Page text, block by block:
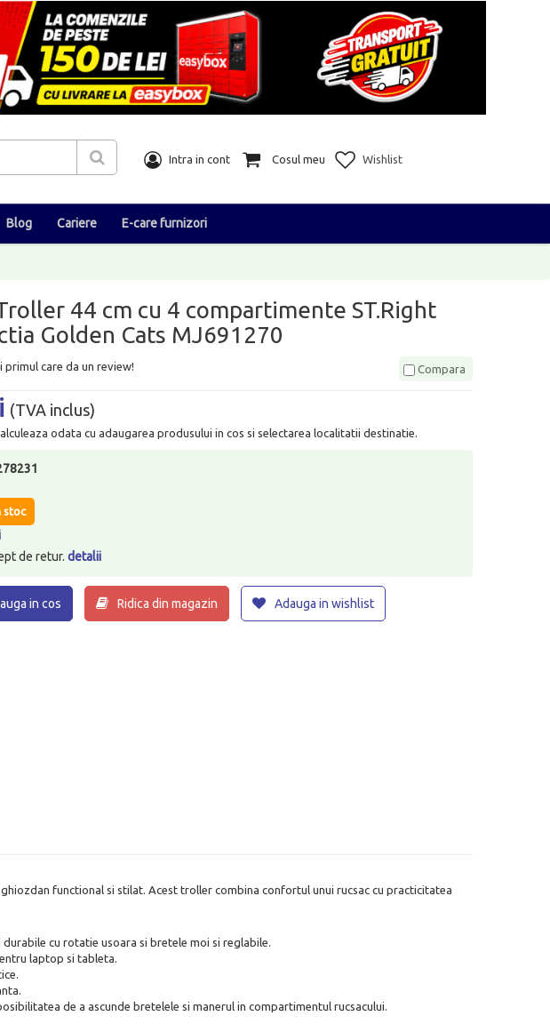
Intra in cont Cosul meu Wishlist
Blog Cariere E-care furnizori
44 cm cu 4 compartimente ST.Right
Golden Cats MJ691270
primul care da un review! Compara
(TVA inclus)
odata cu adaugarea produsului in cos si selectarea localitatii destinatie.
stoc
de retur.detalii
in cos Ridica din magazin Adauga in wishlist
functional si stilat. Acest troller combina confortul unui rucsac cu practicitatea
cu rotatie usoara si bretele moi si reglabile.
laptop si tableta.
de a ascunde bretelele si manerul in compartimentul rucsacului.